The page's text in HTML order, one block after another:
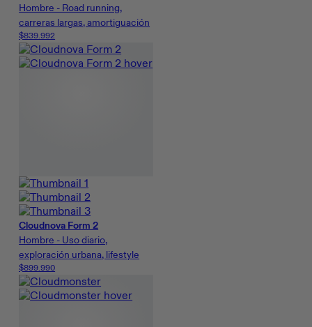
Hombre - Road running,
carreras largas, amortiguación
$839.992
Cloudnova Form 2
Hombre - Uso diario,
exploración urbana, lifestyle
$899.990